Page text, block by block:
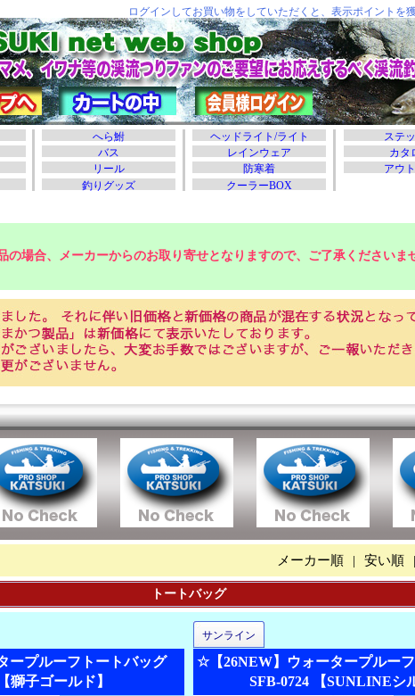
の場合、メーカーからのお取り寄せとなりますので、ご了承くださいま
メーカー順 | 安い順 |
トートバッグ
ープルーフトートバッグ
獅子ゴールド】
サンライン
☆【26NEW】ウォータープルー
SFB-0724 【SUNLINEシ